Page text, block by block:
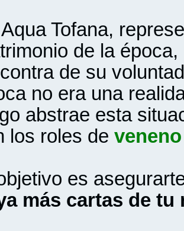
Tofana,
de la
de su
no era una
abstrae esta
los roles de veneno
es
más cartas de